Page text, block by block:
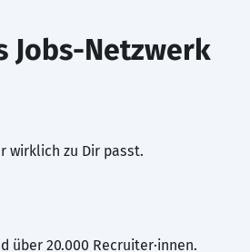
Jobs-Netzwerk
wirklich zu Dir passt.
über 20.000 Recruiter·innen.